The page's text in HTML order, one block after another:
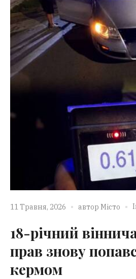
11 Травня, 2026 автор Місто
18-річний
прав знову
кермом